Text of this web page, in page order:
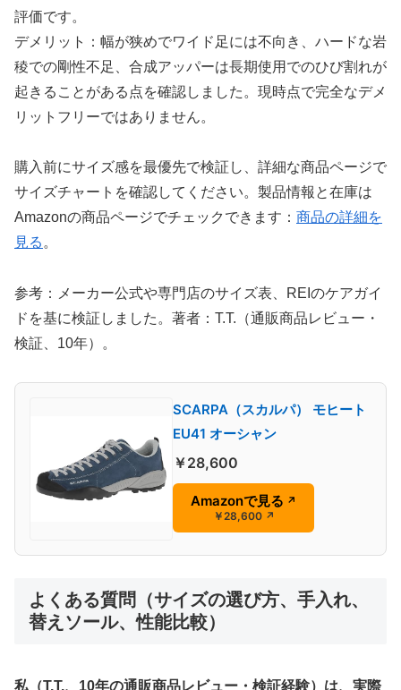
評価です。
デメリット：幅が狭めでワイド足には不向き、ハードな岩
稜での剛性不足、合成アッパーは長期使用でのひび割れが
起きることがある点を確認しました。現時点で完全なデメ
リットフリーではありません。
購入前にサイズ感を最優先で検証し、詳細な商品ページで
サイズチャートを確認してください。製品情報と在庫は
Amazonの商品ページでチェックできます： 商品の詳細を
見る 。
参考：メーカー公式や専門店のサイズ表、REIのケアガイ
ドを基に検証しました。著者：T.T.（通販商品レビュー・
検証、10年）。
SCARPA（スカルパ） モヒート
EU41 オーシャン
￥28,600
Amazonで見る ↗
￥28,600 ↗
よくある質問（サイズの選び方、手入れ、
替えソール、性能比較）
私（T.T.、10年の通販商品レビュー・検証経験）は、実際